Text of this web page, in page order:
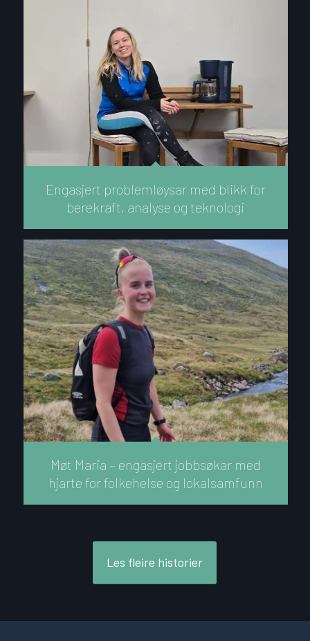
Engasjert problemløysar med blikk for
berekraft, analyse og teknologi
Møt Maria – engasjert jobbsøkar med
hjarte for folkehelse og lokalsamfunn
Les fleire historier